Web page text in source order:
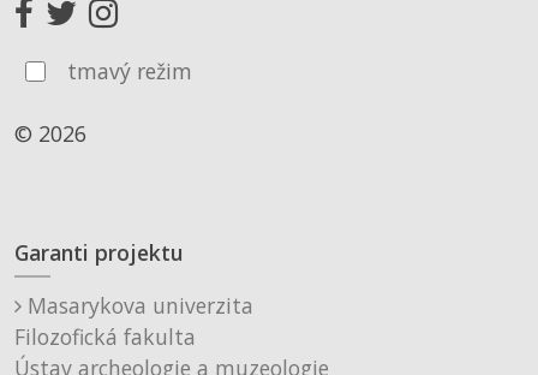
tmavý režim
© 2026
Garanti projektu
Masarykova univerzita
Filozofická fakulta
Ústav archeologie a muzeologie